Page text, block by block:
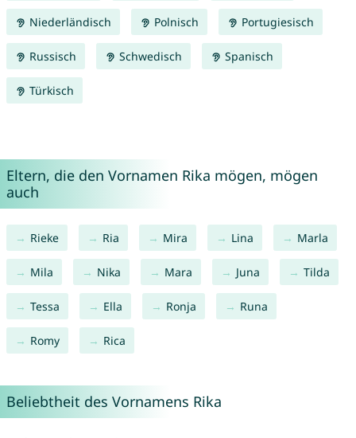
Niederländisch Polnisch Portugiesisch
Russisch Schwedisch Spanisch
Türkisch
Eltern, die den Vornamen Rika mögen, mögen
auch
Rieke Ria Mira Lina Marla
Mila Nika Mara Juna Tilda
Tessa Ella Ronja Runa
Romy Rica
Beliebtheit des Vornamens Rika